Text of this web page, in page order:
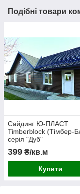
Подібні товари
Сайдинг Ю-ПЛАСТ
Timberblock (Тімбер-
серія "Дуб"
399 ₴/кв.м
Купити